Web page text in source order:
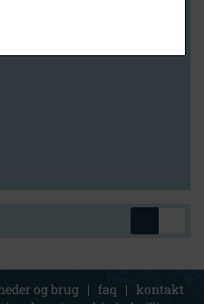
og brug | faq | kontakt